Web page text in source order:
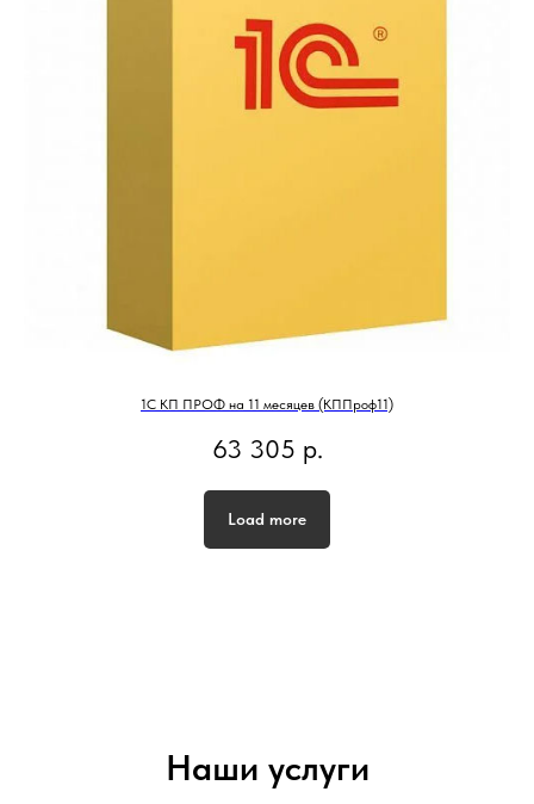
1С КП ПРОФ на 11 месяцев (КППроф11)
63 305 р.
Load more
Наши услуги